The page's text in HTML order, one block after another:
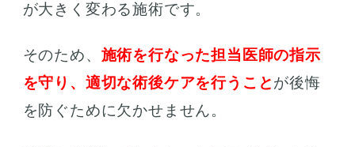
が大きく変わる施術です。
そのため、 施術を行なった担当医師の指示
を守り、適切な術後ケアを行うことが後悔
を防ぐために欠かせません。